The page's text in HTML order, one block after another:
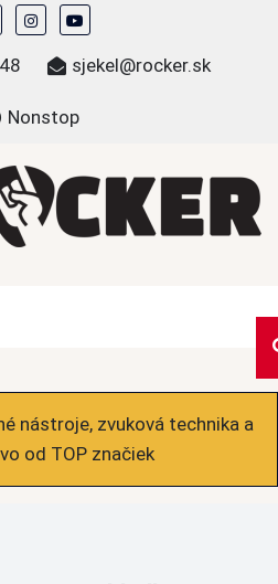
sjekel@rocker.sk
Nonstop
nástroje, zvuková technika a
od TOP značiek